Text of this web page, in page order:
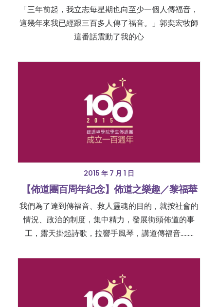
「三年前起，我立志每星期也向至少一個人傳福音，
這幾年來我已經跟三百多人傳了福音。」郭奕宏牧師
這番話震動了我的心
2015 年 7 月 1 日
【佈道團百周年紀念】佈道之樂趣／黎福華
我們為了達到傳福音、救人靈魂的目的，就按社會的
情況、政治的制度，集中精力，發展街頭佈道的事
工，露天掛起詩歌，拉響手風琴，講道傳福音………